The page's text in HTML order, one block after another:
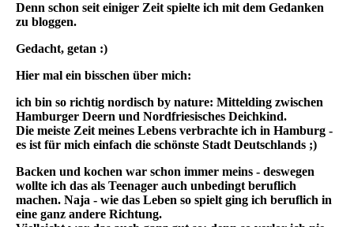
Denn schon seit einiger Zeit spielte ich mit dem Gedanken
zu bloggen.
Gedacht, getan :)
Hier mal ein bisschen über mich:
ich bin so richtig nordisch by nature: Mittelding zwischen
Hamburger Deern und Nordfriesisches Deichkind.
Die meiste Zeit meines Lebens verbrachte ich in Hamburg -
es ist für mich einfach die schönste Stadt Deutschlands ;)
Backen und kochen war schon immer meins - deswegen
wollte ich das als Teenager auch unbedingt beruflich
machen. Naja - wie das Leben so spielt ging ich beruflich in
eine ganz andere Richtung.